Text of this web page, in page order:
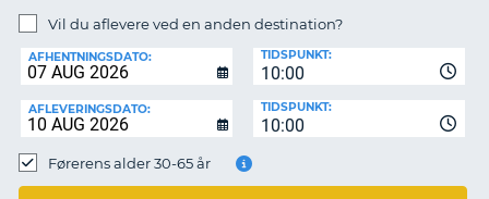
destination?
Vil du aflevere ved en anden destination?
AFHENTNINGSDATO:
10:00
TIDSPUNKT:
AFLEVERINGSDATO:
10:00
TIDSPUNKT:
Førerens alder 30-65 år